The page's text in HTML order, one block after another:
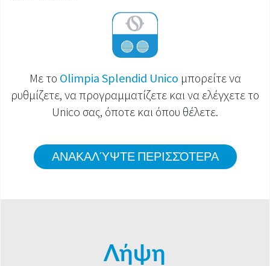
Με το Olimpia Splendid Unico μπορείτε να
ρυθμίζετε, να προγραμματίζετε και να ελέγχετε το
Unico σας, όποτε και όπου θέλετε.
ΑΝΑΚΑΛΎΨΤΕ ΠΕΡΙΣΣΌΤΕΡΑ
Λήψη